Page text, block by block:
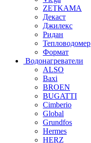
ZETKAMA
Декаст
Джилекс
Ридан
Тепловодомер
Формат
Водонагреватели
ALSO
Baxi
BROEN
BUGATTI
Cimberio
Global
Grundfos
Hermes
HERZ